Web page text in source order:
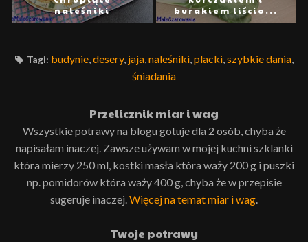
naleśniki
burakiem liścio...
Tagi: budynie,desery, jaja,naleśniki,placki,szybkie dania,
śniadania
Przelicznik miar i wag
Wszystkie potrawy na blogu gotuje dla 2 osób, chyba że
napisałam inaczej. Zawsze używam w mojej kuchni szklanki
która mierzy 250 ml, kostki masła która waży 200 g i puszki
np. pomidorów która waży 400 g, chyba że w przepisie
sugeruje inaczej.Więcej na temat miar i wag.
Twoje potrawy